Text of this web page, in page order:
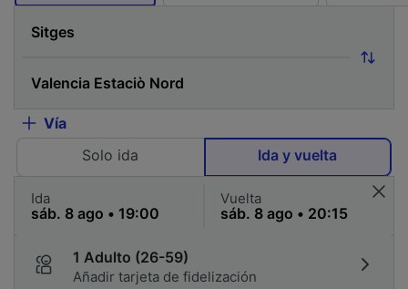
Vía
Solo ida
Ida y vuelta
Ida Vuelta
1 Adulto (26-59)
Añadir tarjeta de fidelización